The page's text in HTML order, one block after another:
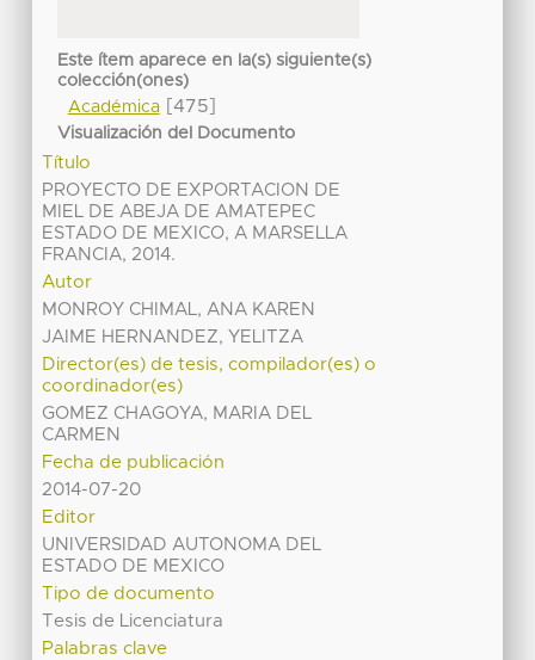
Este ítem aparece en la(s) siguiente(s)
colección(ones)
Académica[475]
Visualización del Documento
Título
PROYECTO DE EXPORTACION DE
MIEL DE ABEJA DE AMATEPEC
ESTADO DE MEXICO, A MARSELLA
FRANCIA, 2014.
Autor
MONROY CHIMAL, ANA KAREN
JAIME HERNANDEZ, YELITZA
Director(es) de tesis, compilador(es) o
coordinador(es)
GOMEZ CHAGOYA, MARIA DEL
CARMEN
Fecha de publicación
2014-07-20
Editor
UNIVERSIDAD AUTONOMA DEL
ESTADO DE MEXICO
Tipo de documento
Tesis de Licenciatura
Palabras clave